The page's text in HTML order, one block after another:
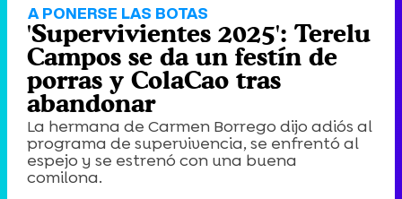
A PONERSE LAS BOTAS
'Supervivientes 2025': Terelu
Campos se da un festín de
porras y ColaCao tras
abandonar
La hermana de Carmen Borrego dijo adiós al
programa de supervivencia, se enfrentó al
espejo y se estrenó con una buena
comilona.